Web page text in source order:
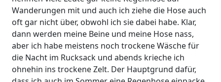
Wanderungen mit und auch ich ziehe die Hose auch
oft gar nicht über, obwohl ich sie dabei habe. Klar,
dann werden meine Beine und meine Hose nass,
aber ich habe meistens noch trockene Wäsche für
die Nacht im Rucksack und abends krieche ich
ohnehin ins trockene Zelt. Der Hauptgrund dafür,